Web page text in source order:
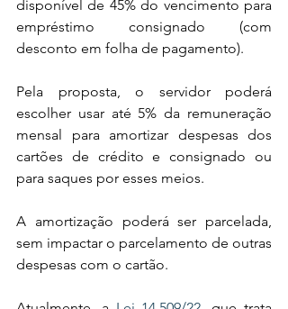
disponível de 45% do vencimento para
empréstimo consignado (com
desconto em folha de pagamento).
Pela proposta, o servidor poderá
escolher usar até 5% da remuneração
mensal para amortizar despesas dos
cartões de crédito e consignado ou
para saques por esses meios.
A amortização poderá ser parcelada,
sem impactar o parcelamento de outras
despesas com o cartão.